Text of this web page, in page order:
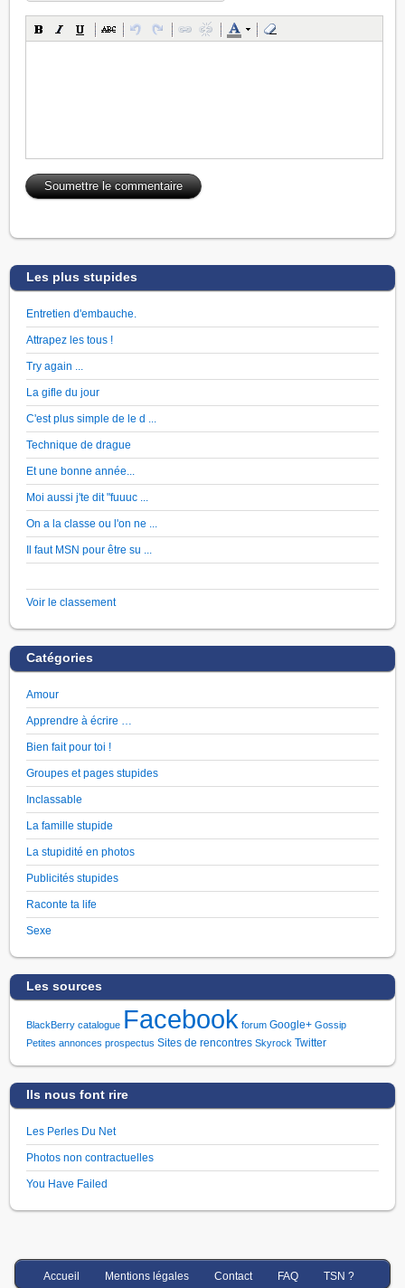
Les plus stupides
Entretien d'embauche.
Attrapez les tous !
Try again ...
La gifle du jour
C'est plus simple de le d ...
Technique de drague
Et une bonne année...
Moi aussi j'te dit "fuuuc ...
On a la classe ou l'on ne ...
Il faut MSN pour être su ...
Voir le classement
Catégories
Amour
Apprendre à écrire …
Bien fait pour toi !
Groupes et pages stupides
Inclassable
La famille stupide
La stupidité en photos
Publicités stupides
Raconte ta life
Sexe
Les sources
BlackBerry catalogue Facebook forum Google+ Gossip
Petites annonces prospectus Sites de rencontres Skyrock Twitter
Ils nous font rire
Les Perles Du Net
Photos non contractuelles
You Have Failed
Accueil Mentions légales Contact FAQ TSN ?